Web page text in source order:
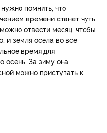
помнить, что
времени станет чуть
отвести месяц, чтобы
и земля осела во все
время для
осень. За зиму она
можно приступать к